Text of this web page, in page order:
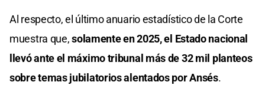
Al respecto, el último anuario estadístico de la Corte
muestra que,solamente en 2025, el Estado nacional
llevó ante el máximo tribunal más de 32 mil planteos
sobre temas jubilatorios alentados por Ansés.